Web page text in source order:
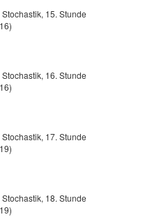
15. Stunde
16. Stunde
17. Stunde
18. Stunde